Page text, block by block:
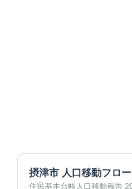
摂津市 人口移動フロー
住民基本台帳人口移動報告